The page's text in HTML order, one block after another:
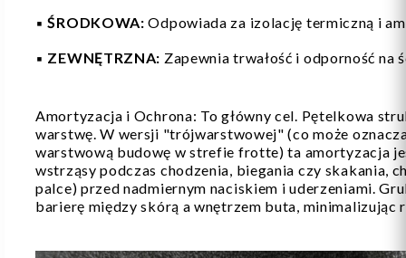
▪️ŚRODKOWA: Odpowiada za izolację termiczną i
▪️ ZEWNĘTRZNA: Zapewnia trwałość i odporność na
Amortyzacja i Ochrona: To główny cel. Pętelkowa
warstwę. W wersji "trójwarstwowej" (co może
warstwową budowę w strefie frotte) ta amortyzacja
wstrząsy podczas chodzenia, biegania czy skakania,
palce) przed nadmiernym naciskiem i uderzeniami.
barierę między skórą a wnętrzem buta, minimalizując